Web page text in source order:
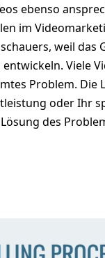
ebenso
im
weil das
Viele
Problem. Die
oder Ihr
des